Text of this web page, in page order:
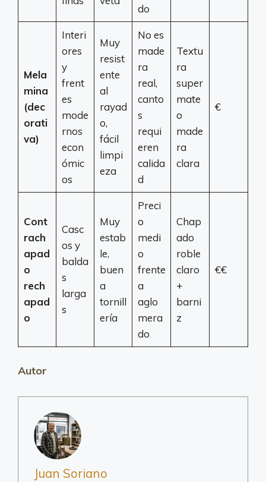
do
Mela
mina
(dec
orati
va)
Interi
ores
y
frent
es
mode
rnos
econ
ómic
os
Muy
resist
ente
al
rayad
o,
fácil
limpi
eza
No es
made
ra
real,
canto
s
requi
eren
calida
d
Textu
ra
super
mate
o
made
ra
clara
€
Cont
rach
apad
o
rech
apad
o
Casc
os y
balda
s
larga
s
Muy
estab
le,
buen
a
tornill
ería
Preci
o
medi
o
frente
a
aglo
mera
do
Chap
ado
roble
claro
+
barni
z
€€
Autor
Juan Soriano